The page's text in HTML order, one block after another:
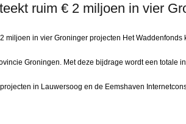
ruim € 2 miljoen in vier
miljoen in vier Groninger projecten Het
Groningen. Met deze bijdrage wordt een totale
in Lauwersoog en de Eemshaven